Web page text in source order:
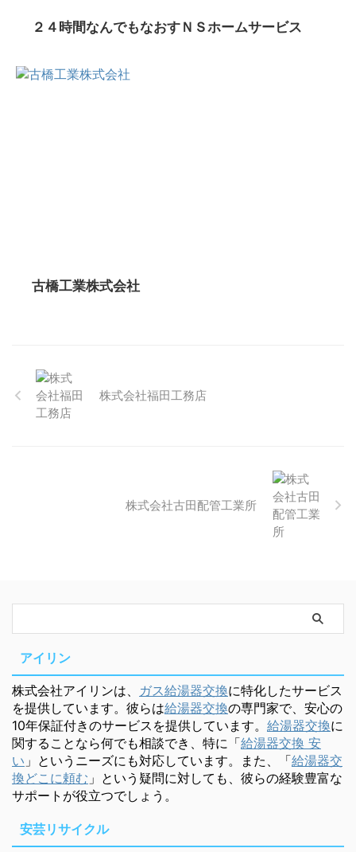
２４時間なんでもなおすＮＳホームサービス
古橋工業株式会社
株式会社福田工務店
株式会社古田配管工業所
アイリン
株式会社アイリンは、 ガス給湯器交換に特化したサービス
を提供しています。彼らは給湯器交換の専門家で、安心の
10年保証付きのサービスを提供しています。 給湯器交換に
関することなら何でも相談でき、特に「給湯器交換 安
い 」というニーズにも対応しています。また、「給湯器交
換どこに頼む 」という疑問に対しても、彼らの経験豊富な
サポートが役立つでしょう。
安芸リサイクル